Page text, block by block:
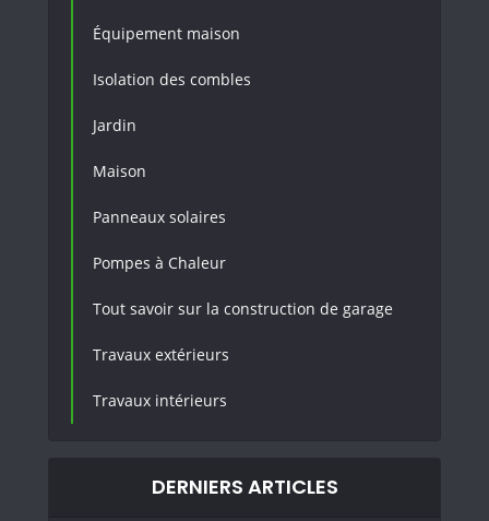
Équipement maison
Isolation des combles
Jardin
Maison
Panneaux solaires
Pompes à Chaleur
Tout savoir sur la construction de garage
Travaux extérieurs
Travaux intérieurs
DERNIERS ARTICLES